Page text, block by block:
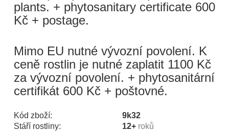
plants. + phytosanitary certificate 600
Kč + postage.
Mimo EU nutné vývozní povolení. K
ceně rostlin je nutné zaplatit 1100 Kč
za vývozní povolení. + phytosanitární
certifikát 600 Kč + poštovné.
Kód zboží:
9k32
Stáří rostliny:
12+ roků